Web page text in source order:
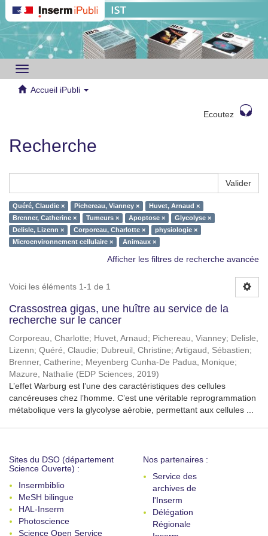
Toggle
navigation
Accueil iPubli
Ecoutez
Recherche
Valider
Quéré, Claudie × Pichereau, Vianney ×
Huvet, Arnaud ×
Brenner, Catherine ×
Tumeurs × Apoptose ×
Glycolyse ×
Delisle, Lizenn ×
Corporeau, Charlotte ×
physiologie ×
Microenvironnement cellulaire ×
Animaux ×
Afficher les filtres de recherche avancée
Voici les éléments 1-1 de 1
Crassostrea gigas, une huître au service de la
recherche sur le cancer
Corporeau, Charlotte; Huvet, Arnaud ; Pichereau, Vianney; Delisle,
Lizenn; Quéré, Claudie; Dubreuil, Christine; Artigaud, Sébastien;
Brenner, Catherine; Meyenberg Cunha-De Padua, Monique;
Mazure, Nathalie (EDP Sciences, 2019)
L’effet Warburg est l’une des caractéristiques des cellules
cancéreuses chez l’homme. C’est une véritable reprogrammation
métabolique vers la glycolyse aérobie, permettant aux cellules ...
Sites du DSO (département
Science Ouverte) :
Insermbiblio
MeSH bilingue
HAL-Inserm
Photoscience
Science Open Service
Nos partenaires :
Service des
archives de
l'Inserm
Délégation
Régionale